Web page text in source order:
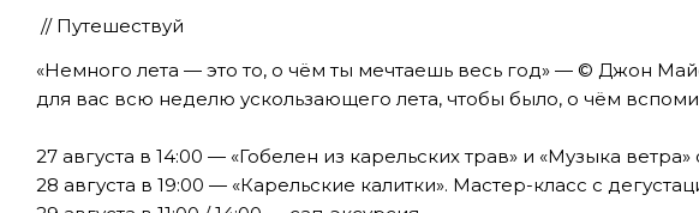
// Путешествуй
«Немного лета — это то, о чём ты мечтаешь весь год» — © Джон
для вас всю неделю ускользающего лета, чтобы было, о чём
27 августа в 14:00 — «Гобелен из карельских трав» и «Музыка ветра»
28 августа в 19:00 — «Карельские калитки». Мастер-класс с